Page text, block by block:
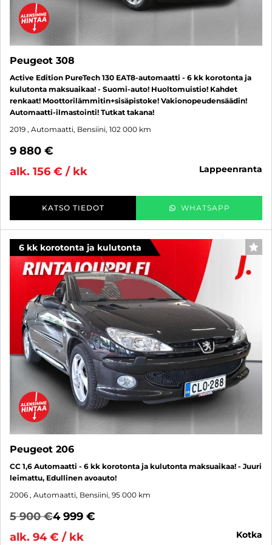
Peugeot 308
Active Edition PureTech 130 EAT8-automaatti - 6 kk korotonta ja
kulutonta maksuaikaa! - Suomi-auto! Huoltomuistio! Kahdet
renkaat! Moottorilämmitin+sisäpistoke! Vakionopeudensäädin!
Automaatti-ilmastointi! Tutkat takana!
2019 , Automaatti, Bensiini, 102 000 km
9 880 €
alk. 156 € / kk
lappeenranta
KATSO TIEDOT WHATSAPP
6 kk korotonta ja kulutonta
Peugeot 206
CC 1,6 Automaatti - 6 kk korotonta ja kulutonta maksuaikaa! - Juuri
leimattu, Edullinen avoauto!
2006 , Automaatti, Bensiini, 95 000 km
5 900 €4 999 €
alk. 94 € / kk
kotka